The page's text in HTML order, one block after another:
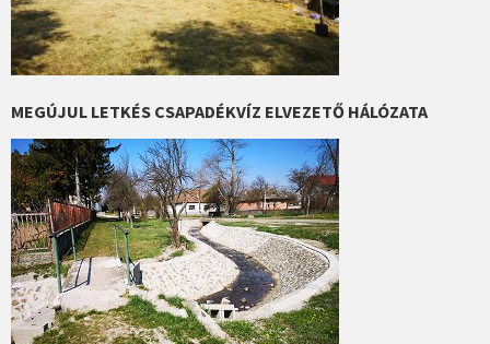
MEGÚJUL LETKÉS CSAPADÉKVÍZ ELVEZETŐ HÁLÓZATA